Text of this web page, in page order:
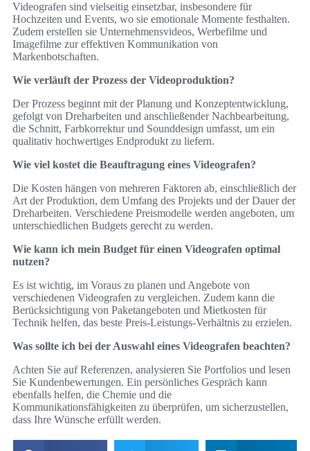
Videografen sind vielseitig einsetzbar, insbesondere für
Hochzeiten und Events, wo sie emotionale Momente festhalten.
Zudem erstellen sie Unternehmensvideos, Werbefilme und
Imagefilme zur effektiven Kommunikation von
Markenbotschaften.
Wie verläuft der Prozess der Videoproduktion?
Der Prozess beginnt mit der Planung und Konzeptentwicklung,
gefolgt von Dreharbeiten und anschließender Nachbearbeitung,
die Schnitt, Farbkorrektur und Sounddesign umfasst, um ein
qualitativ hochwertiges Endprodukt zu liefern.
Wie viel kostet die Beauftragung eines Videografen?
Die Kosten hängen von mehreren Faktoren ab, einschließlich der
Art der Produktion, dem Umfang des Projekts und der Dauer der
Dreharbeiten. Verschiedene Preismodelle werden angeboten, um
unterschiedlichen Budgets gerecht zu werden.
Wie kann ich mein Budget für einen Videografen optimal
nutzen?
Es ist wichtig, im Voraus zu planen und Angebote von
verschiedenen Videografen zu vergleichen. Zudem kann die
Berücksichtigung von Paketangeboten und Mietkosten für
Technik helfen, das beste Preis-Leistungs-Verhältnis zu erzielen.
Was sollte ich bei der Auswahl eines Videografen beachten?
Achten Sie auf Referenzen, analysieren Sie Portfolios und lesen
Sie Kundenbewertungen. Ein persönliches Gespräch kann
ebenfalls helfen, die Chemie und die
Kommunikationsfähigkeiten zu überprüfen, um sicherzustellen,
dass Ihre Wünsche erfüllt werden.